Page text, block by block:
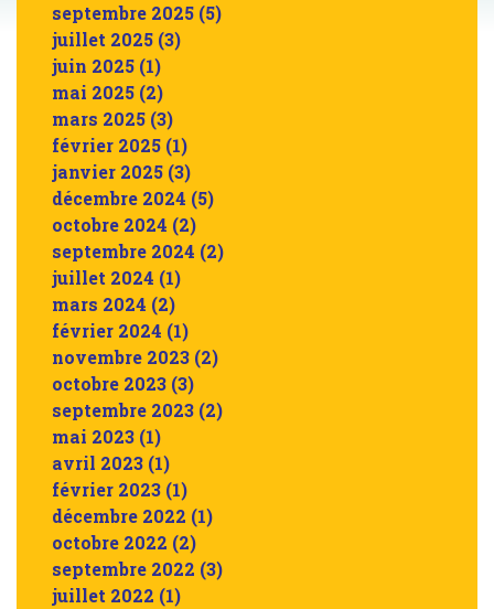
septembre 2025 (5)
juillet 2025 (3)
juin 2025 (1)
mai 2025 (2)
mars 2025 (3)
février 2025 (1)
janvier 2025 (3)
décembre 2024 (5)
octobre 2024 (2)
septembre 2024 (2)
juillet 2024 (1)
mars 2024 (2)
février 2024 (1)
novembre 2023 (2)
octobre 2023 (3)
septembre 2023 (2)
mai 2023 (1)
avril 2023 (1)
février 2023 (1)
décembre 2022 (1)
octobre 2022 (2)
septembre 2022 (3)
juillet 2022 (1)